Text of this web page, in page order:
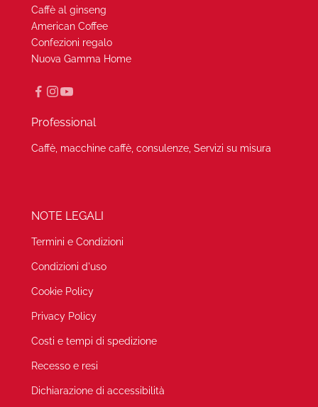
Caffè al ginseng
American Coffee
Confezioni regalo
Nuova Gamma Home
Professional
Caffè, macchine caffè, consulenze, Servizi su misura
NOTE LEGALI
Termini e Condizioni
Condizioni d'uso
Cookie Policy
Privacy Policy
Costi e tempi di spedizione
Recesso e resi
Dichiarazione di accessibilità